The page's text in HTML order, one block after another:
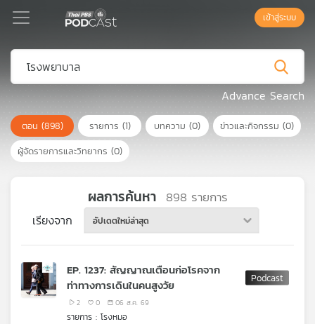
Podcast
เพล
ย์
ลิ
เพล
สต์
เข้าสู่ระบบ
Advance Search
ตอน (898) รายการ (1) บทความ (0) ข่าวและกิจกรรม (0)
ผู้จัดรายการและวิทยากร (0)
ผลการค้นหา 898 รายการ
เรียงจาก อัปเดตใหม่ล่าสุด
EP. 1237: สัญญาณเตือนก่อโรคจาก
ท่าทางการเดินในคนสูงวัย
2 0 06 ส.ค. 69
รายการ : โรงหมอ